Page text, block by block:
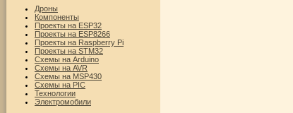
Дроны
Компоненты
Проекты на ESP32
Проекты на ESP8266
Проекты на Raspberry Pi
Проекты на STM32
Схемы на Arduino
Схемы на AVR
Схемы на MSP430
Схемы на PIC
Технологии
Электромобили